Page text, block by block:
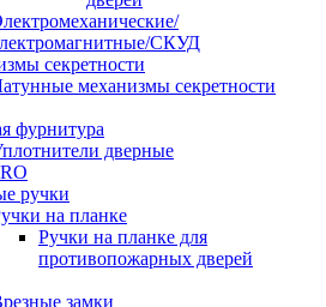
СКУД
секретности
механизмы секретности
фурнитура
дверные
ручки
на планке
Ручки на планке для
противопожарных дверей
замки